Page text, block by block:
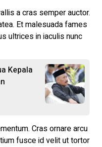
a cras semper auctor.
Et malesuada fames
ultrices in iaculis nunc
Kepala
Cras ornare arcu
fusce id velit ut tortor